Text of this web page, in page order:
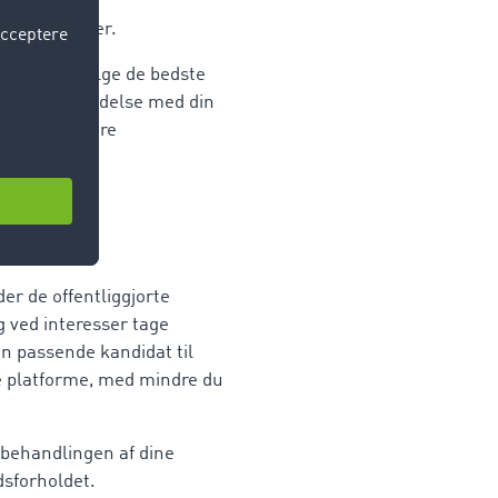
ansøgninger.
til at udvælge de bedste
i forbindelse med din
til andre
de offentliggjorte
interesser tage
passende kandidat til
platforme, med mindre du
af dine